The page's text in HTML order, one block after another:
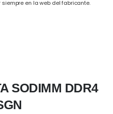
en la web del fabricante.
SODIMM DDR4